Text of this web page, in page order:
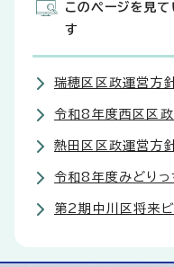
このページを見
す
瑞穂区区政運営方
令和8年度西区区政
熱田区区政運営方
令和8年度みどりっ
第2期中川区将来ビ